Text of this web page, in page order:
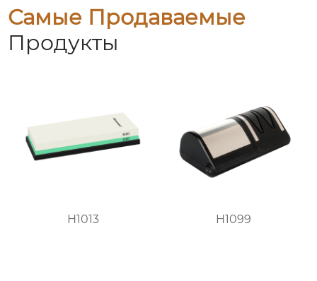
Самые Продаваемые
Продукты
H1013 H1099